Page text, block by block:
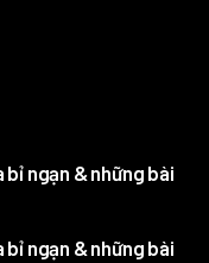
ngạn & những bài
ngạn & những bài